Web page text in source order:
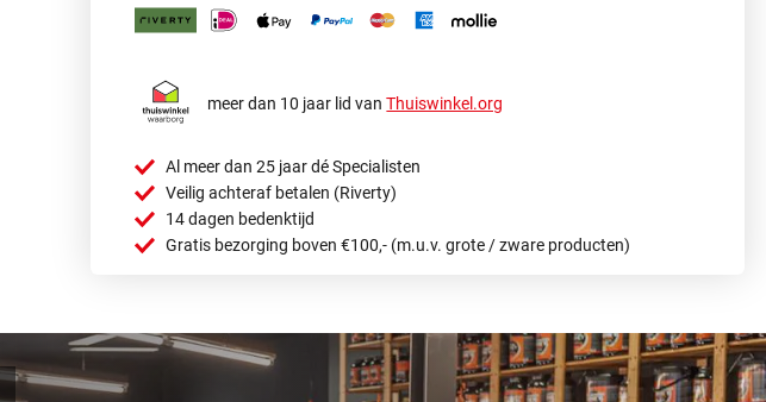
meer dan 10 jaar lid vanThuiswinkel.org
Al meer dan 25 jaar dé Specialisten
Veilig achteraf betalen (Riverty)
14 dagen bedenktijd
Gratis bezorging boven €100,- (m.u.v. grote / zware producten)